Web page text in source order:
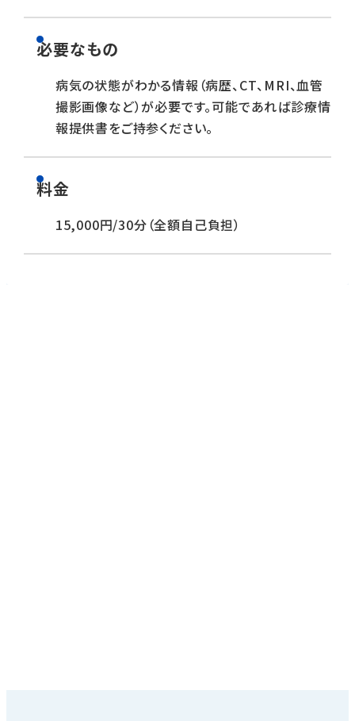
必要なもの
病気の状態がわかる情報（病歴、CT、MRI、血管
撮影画像など）が必要です。可能であれば診療情
報提供書をご持参ください。
料金
15,000円/30分（全額自己負担）